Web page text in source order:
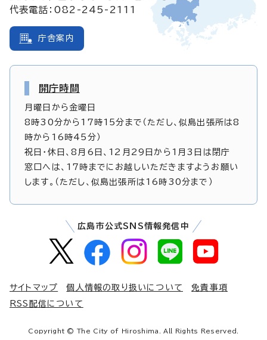
代表電話：082-245-2111
庁舎案内
開庁時間
月曜日から金曜日
8時30分から17時15分まで（ただし、似島出張所は8
時から16時45分）
祝日・休日、8月6日、12月29日から1月3日は閉庁
窓口へは、17時までにお越しいただきますようお願い
します。（ただし、似島出張所は16時30分まで）
広島市公式SNS情報発信中
サイトマップ 個人情報の取り扱いについて
免責事項
RSS配信について
Copyright © The City of Hiroshima. All Rights Reserved.